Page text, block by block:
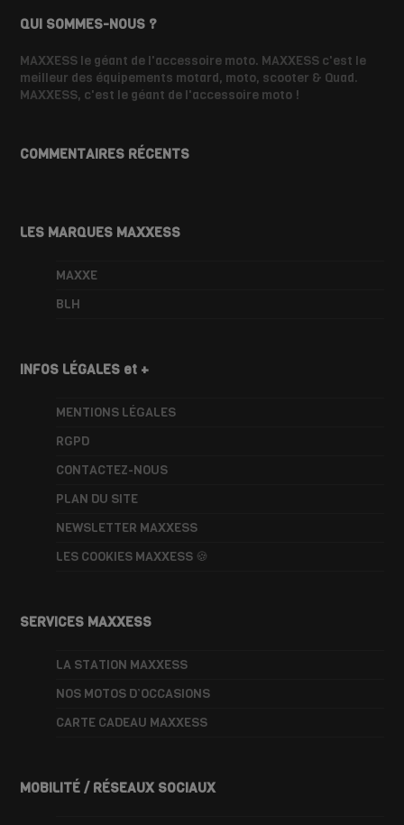
QUI SOMMES-NOUS ?
MAXXESS le géant de l'accessoire moto. MAXXESS c'est le
meilleur des équipements motard, moto, scooter & Quad.
MAXXESS, c'est le géant de l'accessoire moto !
COMMENTAIRES RÉCENTS
LES MARQUES MAXXESS
MAXXE
BLH
INFOS LÉGALES et +
MENTIONS LÉGALES
RGPD
CONTACTEZ-NOUS
PLAN DU SITE
NEWSLETTER MAXXESS
LES COOKIES MAXXESS 🍪
SERVICES MAXXESS
LA STATION MAXXESS
NOS MOTOS D’OCCASIONS
CARTE CADEAU MAXXESS
MOBILITÉ / RÉSEAUX SOCIAUX